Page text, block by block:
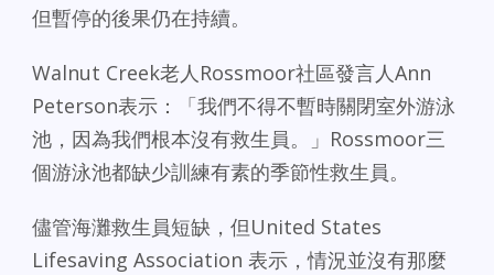
但暫停的後果仍在持續。
Walnut Creek老人Rossmoor社區發言人Ann
Peterson表示：「我們不得不暫時關閉室外游泳
池，因為我們根本沒有救生員。」Rossmoor三
個游泳池都缺少訓練有素的季節性救生員。
儘管海灘救生員短缺，但United States
Lifesaving Association 表示，情況並沒有那麼